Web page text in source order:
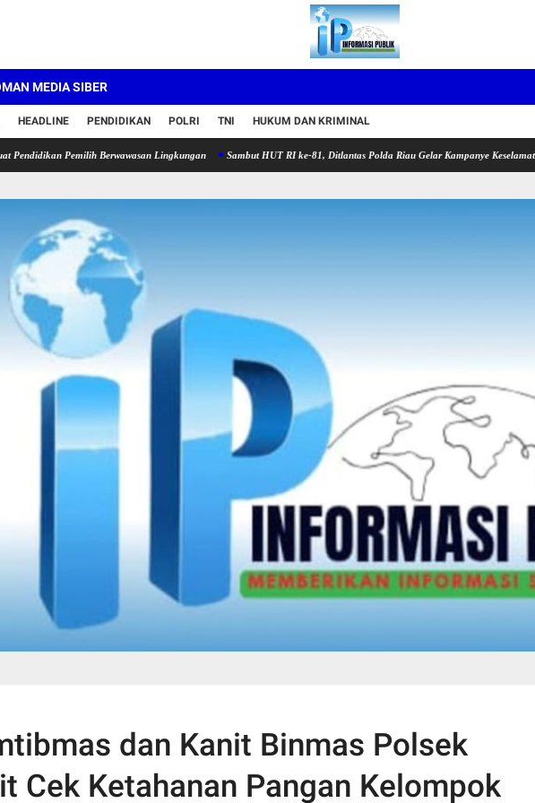
MEDIA SIBER
HEADLINE PENDIDIKAN POLRI TNI HUKUM DAN KRIMINAL
Pemilih Berwawasan Lingkungan Sambut HUT RI ke-81, Ditlantas Polda Riau Gelar Kampanye Keselamatan dan
dan Kanit Binmas Polsek
Cek Ketahanan Pangan Kelompok